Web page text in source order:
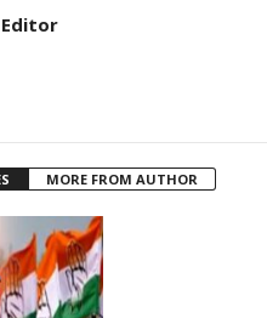
Editor
MORE FROM AUTHOR